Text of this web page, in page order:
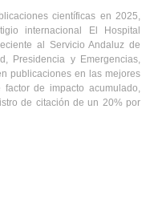
científicas en 2025,
internacional El Hospital
al Servicio Andaluz de
Presidencia y Emergencias,
publicaciones en las mejores
de impacto acumulado,
de citación de un 20% por